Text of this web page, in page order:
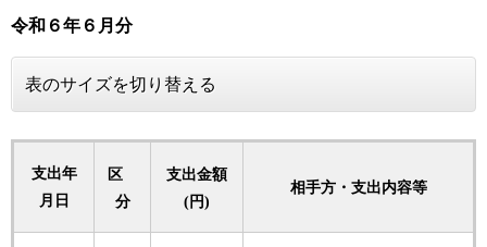
令和６年 ６月分
表のサイズを切り替える
支出年
月日
区
分
支出金額
(円)
相手方・支出内容等